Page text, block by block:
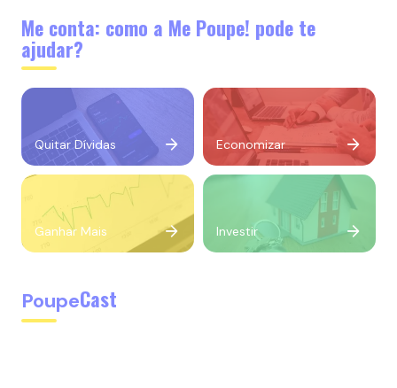
Me conta: como a Me Poupe! pode te
ajudar?
Quitar Dívidas Economizar
Ganhar Mais Investir
PoupeCast